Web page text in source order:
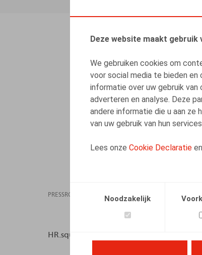
Deze website maakt gebruik
We gebruiken cookies om
voor social media te bieden en
informatie over uw gebruik
adverteren en analyse. Deze
andere informatie die u aan
van uw gebruik van hun
Lees onze Cookie Declaratie en
Noodzakelijk
PRESSROOM 12.03.2024
HR.square (online), 12/03/2024